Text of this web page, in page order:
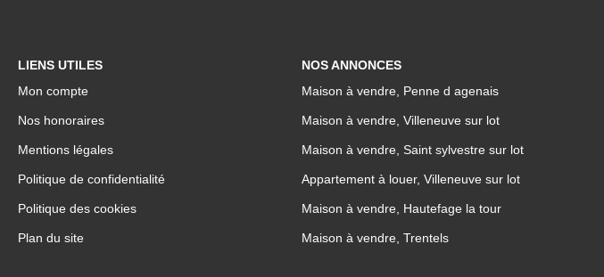
LIENS UTILES
Mon compte
Nos honoraires
Mentions légales
Politique de confidentialité
Politique des cookies
Plan du site
NOS ANNONCES
Maison à vendre, Penne d agenais
Maison à vendre, Villeneuve sur lot
Maison à vendre, Saint sylvestre sur lot
Appartement à louer, Villeneuve sur lot
Maison à vendre, Hautefage la tour
Maison à vendre, Trentels